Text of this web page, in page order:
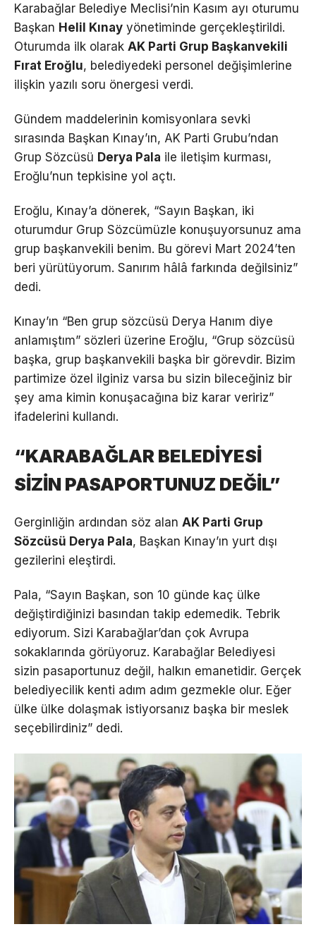
Karabağlar Belediye Meclisi’nin Kasım ayı oturumu
Başkan Helil Kınay yönetiminde gerçekleştirildi.
Oturumda ilk olarak AK Parti Grup Başkanvekili
Fırat Eroğlu, belediyedeki personel değişimlerine
ilişkin yazılı soru önergesi verdi.
Gündem maddelerinin komisyonlara sevki
sırasında Başkan Kınay’ın, AK Parti Grubu’ndan
Grup Sözcüsü Derya Pala ile iletişim kurması,
Eroğlu’nun tepkisine yol açtı.
Eroğlu, Kınay’a dönerek, “Sayın Başkan, iki
oturumdur Grup Sözcümüzle konuşuyorsunuz ama
grup başkanvekili benim. Bu görevi Mart 2024’ten
beri yürütüyorum. Sanırım hâlâ farkında değilsiniz”
dedi.
Kınay’ın “Ben grup sözcüsü Derya Hanım diye
anlamıştım” sözleri üzerine Eroğlu, “Grup sözcüsü
başka, grup başkanvekili başka bir görevdir. Bizim
partimize özel ilginiz varsa bu sizin bileceğiniz bir
şey ama kimin konuşacağına biz karar veririz”
ifadelerini kullandı.
“KARABAĞLAR BELEDİYESİ
SİZİN PASAPORTUNUZ DEĞİL”
Gerginliğin ardından söz alan AK Parti Grup
Sözcüsü Derya Pala, Başkan Kınay’ın yurt dışı
gezilerini eleştirdi.
Pala, “Sayın Başkan, son 10 günde kaç ülke
değiştirdiğinizi basından takip edemedik. Tebrik
ediyorum. Sizi Karabağlar’dan çok Avrupa
sokaklarında görüyoruz. Karabağlar Belediyesi
sizin pasaportunuz değil, halkın emanetidir. Gerçek
belediyecilik kenti adım adım gezmekle olur. Eğer
ülke ülke dolaşmak istiyorsanız başka bir meslek
seçebilirdiniz” dedi.